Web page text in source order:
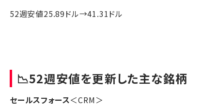
52週安値25.89ドル→41.31ドル
📉52週安値を更新した主な銘柄
セールスフォース＜CRM＞